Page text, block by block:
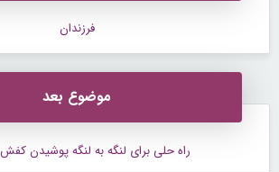
فرزندان
موضوع بعد
راه حلی برای لنگه به لنگه پوشیدن